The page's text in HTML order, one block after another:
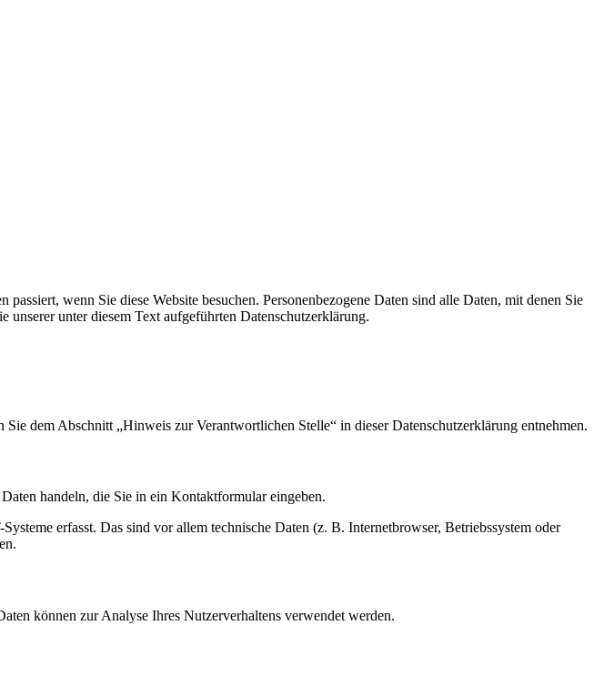
wenn Sie diese Website besuchen. Personenbezogene Daten sind alle Daten, mit denen Sie
unter diesem Text aufgeführten Datenschutzerklärung.
dem Abschnitt „Hinweis zur Verantwortlichen Stelle“ in dieser Datenschutzerklärung entnehmen.
handeln, die Sie in ein Kontaktformular eingeben.
erfasst. Das sind vor allem technische Daten (z. B. Internetbrowser, Betriebssystem oder
können zur Analyse Ihres Nutzerverhaltens verwendet werden.